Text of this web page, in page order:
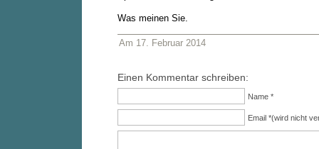
Was meinen Sie.
Am 17. Februar 2014
Einen Kommentar schreiben:
Name *
Email *(wird nicht